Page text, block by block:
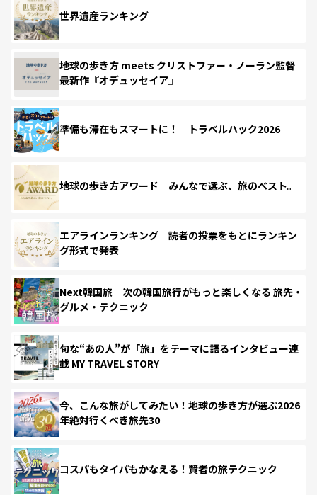
世界遺産ランキング
地球の歩き方 meets クリストファー・ノーラン監督
最新作『オデュッセイア』
準備も滞在もスマートに！ トラベルハック2026
地球の歩き方アワード みんなで選ぶ、旅のベスト。
エアラインランキング 読者の投票をもとにランキン
グ形式で発表
Next韓国旅 次の韓国旅行がもっと楽しくなる 旅先・
グルメ・テクニック
旬な“あの人”が「旅」をテーマに語るインタビュー連
載 MY TRAVEL STORY
今、こんな旅がしてみたい！地球の歩き方が選ぶ2026
年絶対行くべき旅先30
コスパもタイパもかなえる！賢者の旅テクニック